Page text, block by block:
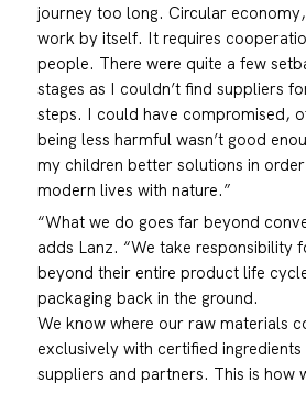
journey too long. Circular
work by itself. It requires
people. There were quite a few
stages as I couldn’t find suppliers
steps. I could have compromised,
being less harmful wasn’t good
my children better solutions in
modern lives with nature.”
“What we do goes far beyond
adds Lanz. “We take responsibility
beyond their entire product life
packaging back in the ground.
We know where our raw materials
exclusively with certified
suppliers and partners. This is how